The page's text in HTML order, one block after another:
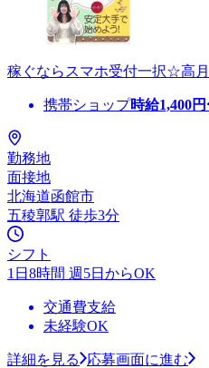
稼ぐならスマホ受付一択☆高
携帯ショップ時給1,400
勤務地
面接地
北海道函館市
五稜郭駅 徒歩3分
シフト
1日8時間 週5日からOK
交通費支給
未経験OK
詳細を見る
応募画面に進む